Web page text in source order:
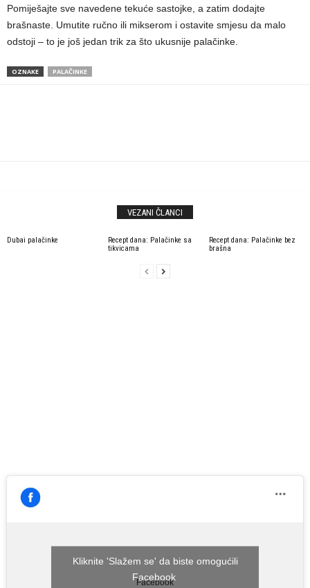
Pomiješajte sve navedene tekuće sastojke, a zatim dodajte
brašnaste. Umutite ručno ili mikserom i ostavite smjesu da malo
odstoji – to je još jedan trik za što ukusnije palačinke.
OZNAKE PALAČINKE
VEZANI ČLANCI
Dubai palačinke
Recept dana: Palačinke sa
tikvicama
Recept dana: Palačinke bez
brašna
Facebook
Kliknite 'Slažem se' da biste omogućili
Facebook